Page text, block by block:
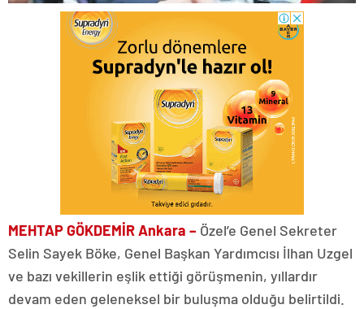
MEHTAP GÖKDEMİR Ankara – Özel’e Genel Sekreter
Selin Sayek Böke, Genel Başkan Yardımcısı İlhan Uzgel
ve bazı vekillerin eşlik ettiği görüşmenin, yıllardır
devam eden geleneksel bir buluşma olduğu belirtildi.